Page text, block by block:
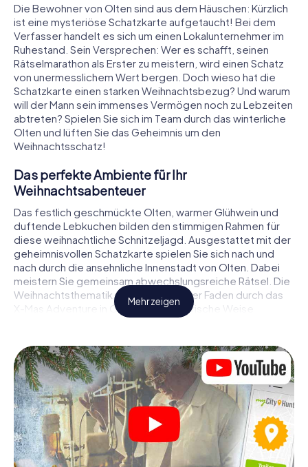
Die Bewohner von Olten sind aus dem Häuschen: Kürzlich
ist eine mysteriöse Schatzkarte aufgetaucht! Bei dem
Verfasser handelt es sich um einen Lokalunternehmer im
Ruhestand. Sein Versprechen: Wer es schafft, seinen
Rätselmarathon als Erster zu meistern, wird einen Schatz
von unermesslichem Wert bergen. Doch wieso hat die
Schatzkarte einen starken Weihnachtsbezug? Und warum
will der Mann sein immenses Vermögen noch zu Lebzeiten
abtreten? Spielen Sie sich im Team durch das winterliche
Olten und lüften Sie das Geheimnis um den
Weihnachtsschatz!
Das perfekte Ambiente für Ihr
Weihnachtsabenteuer
Das festlich geschmückte Olten, warmer Glühwein und
duftende Lebkuchen bilden den stimmigen Rahmen für
diese weihnachtliche Schnitzeljagd. Ausgestattet mit der
geheimnisvollen Schatzkarte spielen Sie sich nach und
nach durch die ansehnliche Innenstadt von Olten. Dabei
meistern Sie gemeinsam abwechslungsreiche Rätsel. Die
Weihnachtsthematik zieht sich als roter Faden durch das
X-Mas Adventure in Olten. Auf spielerische Weise
erfahren Sie faszinierende Anekdoten rund um das
Hinweise richtig zu deuten und anderen Schatzsuchern
stets einen Schritt voraus zu sein?
Der Weihnachtsmarkt von Olten als
Zwischenstopp
Stellen Sie ein kompetentes Team aus Freunden oder
Familienmitgliedern zusammen und begeben Sie sich
gemeinsam auf eine weihnachtliche Rätseltour durch
Mehr zeigen